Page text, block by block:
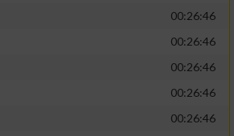
00:26:46
00:26:46
00:26:46
00:26:46
00:26:46